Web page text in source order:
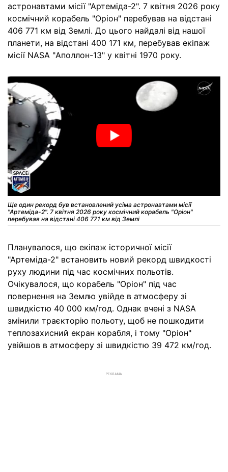
астронавтами місії "Артеміда-2". 7 квітня 2026 року
космічний корабель "Оріон" перебував на відстані
406 771 км від Землі. До цього найдалі від нашої
планети, на відстані 400 171 км, перебував екіпаж
місії NASA "Аполлон-13" у квітні 1970 року.
Ще один рекорд був встановлений усіма астронавтами місії
"Артеміда-2". 7 квітня 2026 року космічний корабель "Оріон"
перебував на відстані 406 771 км від Землі
Планувалося, що екіпаж історичної місії
"Артеміда-2" встановить новий рекорд швидкості
руху людини під час космічних польотів.
Очікувалося, що корабель "Оріон" під час
повернення на Землю увійде в атмосферу зі
швидкістю 40 000 км/год. Однак вчені з NASA
змінили траєкторію польоту, щоб не пошкодити
теплозахисний екран корабля, і тому "Оріон"
увійшов в атмосферу зі швидкістю 39 472 км/год.
РЕКЛАМА